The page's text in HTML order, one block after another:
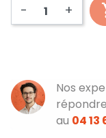
- +
Nos
au 04 13